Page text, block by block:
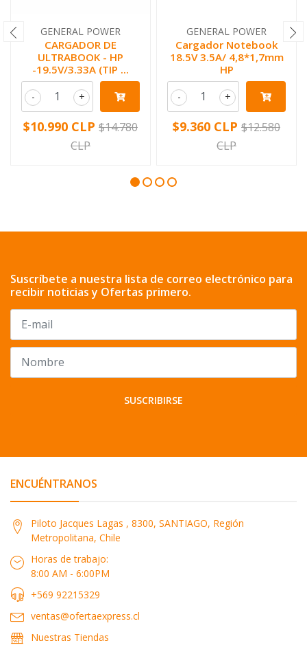
GENERAL POWER
CARGADOR DE
ULTRABOOK - HP
-19.5V/3.33A (TIP ...
+
-
$10.990 CLP $14.780
CLP
GENERAL POWER
Cargador Notebook
18.5V 3.5A/ 4,8*1,7mm
HP
+
-
$9.360 CLP $12.580
CLP
Suscríbete a nuestra lista de correo electrónico para
recibir noticias y Ofertas primero.
SUSCRIBIRSE
ENCUÉNTRANOS
Piloto Jacques Lagas , 8300, SANTIAGO, Región
Metropolitana, Chile
Horas de trabajo:
8:00 AM - 6:00PM
+569 92215329
ventas@ofertaexpress.cl
Nuestras Tiendas